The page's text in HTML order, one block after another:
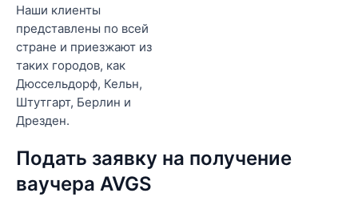
Наши клиенты
представлены по всей
стране и приезжают из
таких городов, как
Дюссельдорф, Кельн,
Штутгарт, Берлин и
Дрезден.
Подать заявку на получение
ваучера AVGS